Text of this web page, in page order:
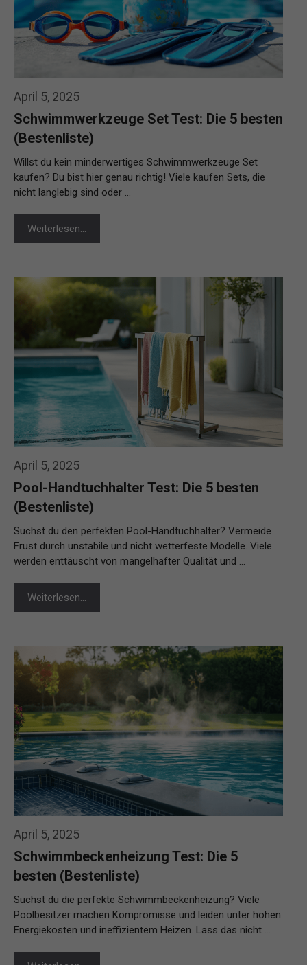
April 5, 2025
Schwimmwerkzeuge Set Test: Die 5 besten
(Bestenliste)
Willst du kein minderwertiges Schwimmwerkzeuge Set
kaufen? Du bist hier genau richtig! Viele kaufen Sets, die
nicht langlebig sind oder …
Weiterlesen…
April 5, 2025
Pool-Handtuchhalter Test: Die 5 besten
(Bestenliste)
Suchst du den perfekten Pool-Handtuchhalter? Vermeide
Frust durch unstabile und nicht wetterfeste Modelle. Viele
werden enttäuscht von mangelhafter Qualität und …
Weiterlesen…
April 5, 2025
Schwimmbeckenheizung Test: Die 5
besten (Bestenliste)
Suchst du die perfekte Schwimmbeckenheizung? Viele
Poolbesitzer machen Kompromisse und leiden unter hohen
Energiekosten und ineffizientem Heizen. Lass das nicht …